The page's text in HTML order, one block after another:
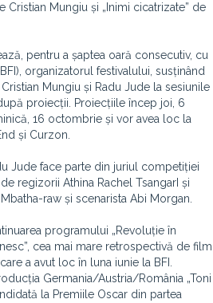
Cristian Mungiu și „Inimi cicatrizate” de
pentru a șaptea oară consecutiv, cu
organizatorul festivalului, susținând
Mungiu și Radu Jude la sesiunile
proiecții. Proiecțiile încep joi, 6
16 octombrie și vor avea loc la
și Curzon.
Jude face parte din juriul competiției
regizorii Athina Rachel TsangarI și
raw și scenarista Abi Morgan.
programului „Revoluție în
cea mai mare retrospectivă de film
a avut loc în luna iunie la BFI.
Germania/Austria/România „Toni
la Premiile Oscar din partea